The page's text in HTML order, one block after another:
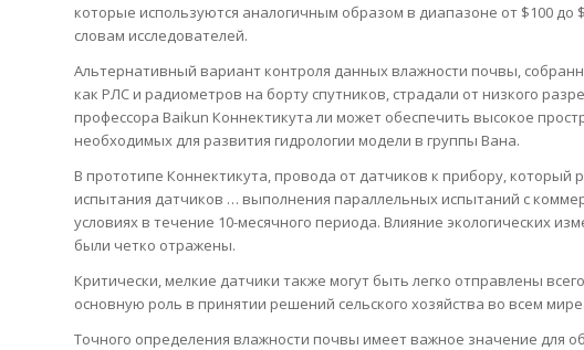
которые используются аналогичным образом в диапазоне от $100 до
словам исследователей.
Альтернативный вариант контроля данных влажности почвы,
как РЛС и радиометров на борту спутников, страдали от низкого
профессора Baikun Коннектикута ли может обеспечить высокое
необходимых для развития гидрологии модели в группы Вана.
В прототипе Коннектикута, провода от датчиков к прибору,
испытания датчиков … выполнения параллельных испытаний с
условиях в течение 10-месячного периода. Влияние экологических
были четко отражены.
Критически, мелкие датчики также могут быть легко отправлены
основную роль в принятии решений сельского хозяйства во всем мире.
Точного определения влажности почвы имеет важное значение для